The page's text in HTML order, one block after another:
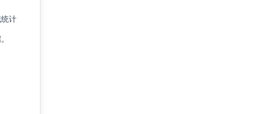
计